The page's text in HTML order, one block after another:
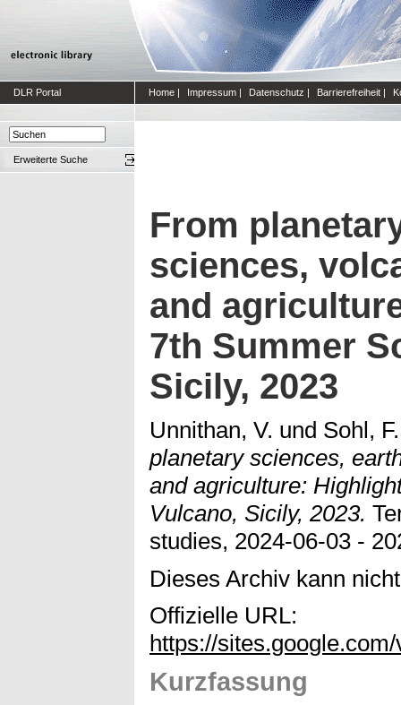
DLR Portal Home | Impressum | Datenschutz | Barrierefreiheit |
Erweiterte Suche
From
sciences,
and
7th Summer
Sicily, 2023
Unnithan, V. und Sohl, F.
planetary sciences,
and agriculture:
Vulcano, Sicily, 2023.
studies, 2024-06-03 -
Dieses Archiv kann
Offizielle URL:
https://
Kurzfassung